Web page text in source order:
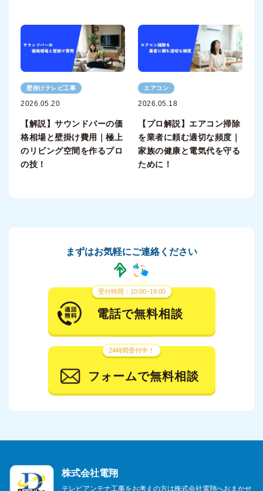
壁掛けテレビ工事
2026.05.20
【解説】サウンドバーの価
格相場と壁掛け費用｜極上
のリビング空間を作るプロ
の技！
エアコン
2026.05.18
【プロ解説】エアコン掃除
を業者に頼む適切な頻度｜
家族の健康と電気代を守る
ために！
まずはお気軽にご連絡ください
受付時間：10:00~19:00
電話で無料相談
24時間受付中！
フォームで無料相談
株式会社電翔
テレビアンテナ工事をお考えの方は株式会社電翔へおまかせ